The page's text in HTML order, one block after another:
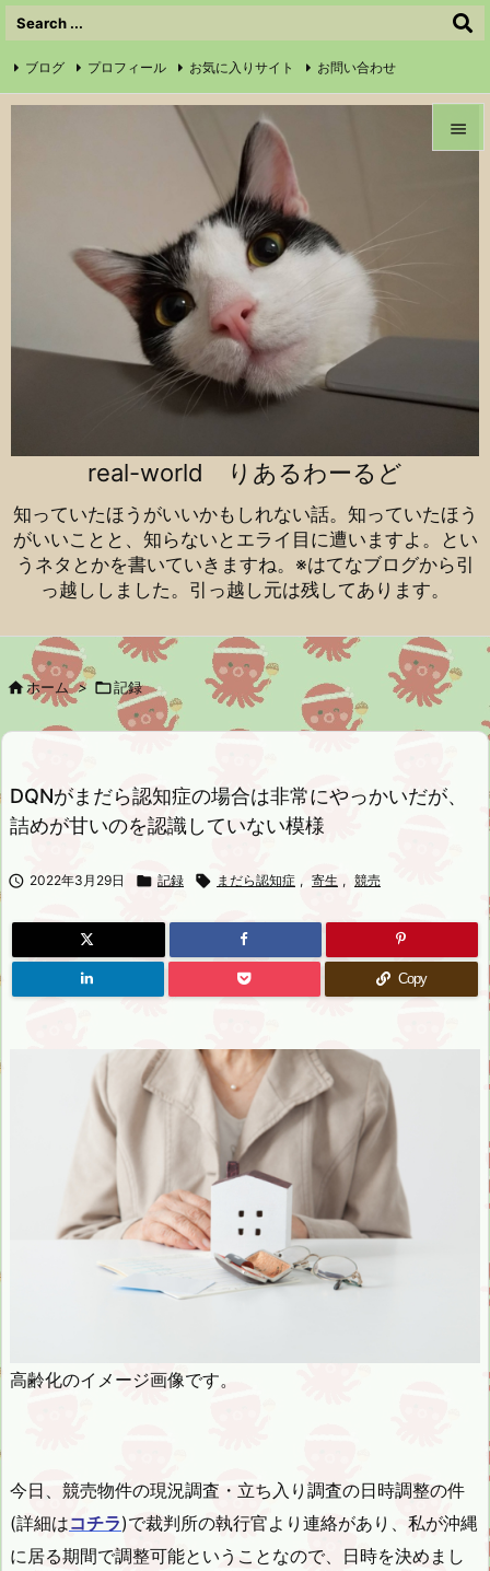
real-world りあるわーるど
知っていたほうがいいかもしれない話。知っていたほう
がいいことと、知らないとエライ目に遭いますよ。とい
うネタとかを書いていきますね。※はてなブログから引
っ越ししました。引っ越し元は残してあります。

ブログ プロフィール お気に入りサイト お問い合わせ
信仰の証 Instagram
ホーム > 記録
DQNがまだら認知症の場合は非常にやっかいだが、
詰めが甘いのを認識していない模様
 2022年3月29日  記録  まだら認知症 , 寄生 , 競売
Copy
高齢化のイメージ画像です。
今日、競売物件の現況調査・立ち入り調査の日時調整の件
(詳細はコチラ)で裁判所の執行官より連絡があり、私が沖縄
に居る期間で調整可能ということなので、日時を決めまし